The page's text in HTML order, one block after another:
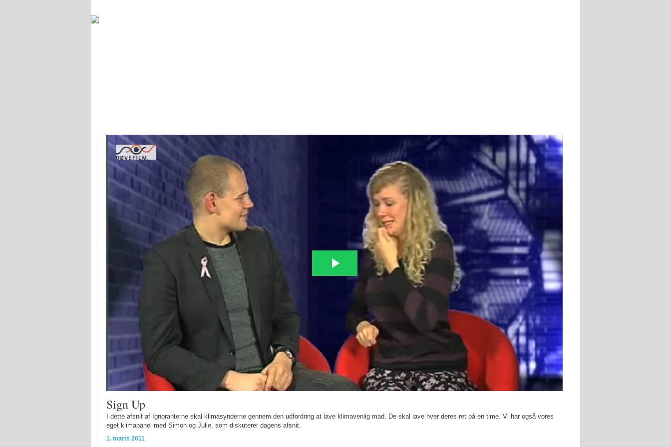
Sign Up
I dette afsnit af Ignoranterne skal klimasynderne gennem den udfordring at lave klimavenlig mad. De skal lave hver deres ret på en time. Vi har også vores
eget klimapanel med Simon og Julie, som diskuterer dagens afsnit.
1. marts 2011